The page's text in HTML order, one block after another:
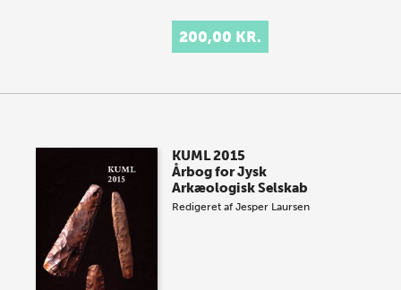
200,00 KR.
KUML 2015
Årbog for Jysk
Arkæologisk Selskab
Redigeret afJesper Laursen